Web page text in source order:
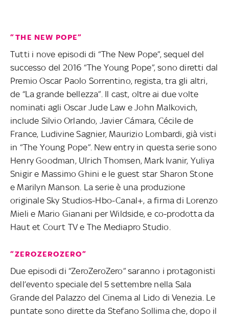
“THE NEW POPE”
Tutti i nove episodi di “The New Pope”, sequel del
successo del 2016 “The Young Pope”, sono diretti dal
Premio Oscar Paolo Sorrentino, regista, tra gli altri,
de “La grande bellezza”. Il cast, oltre ai due volte
nominati agli Oscar Jude Law e John Malkovich,
include Silvio Orlando, Javier Cámara, Cécile de
France, Ludivine Sagnier, Maurizio Lombardi, già visti
in “The Young Pope”. New entry in questa serie sono
Henry Goodman, Ulrich Thomsen, Mark Ivanir, Yuliya
Snigir e Massimo Ghini e le guest star Sharon Stone
e Marilyn Manson. La serie è una produzione
originale Sky Studios-Hbo-Canal+, a firma di Lorenzo
Mieli e Mario Gianani per Wildside, e co-prodotta da
Haut et Court TV e The Mediapro Studio.
“ZEROZEROZERO”
Due episodi di “ZeroZeroZero” saranno i protagonisti
dell’evento speciale del 5 settembre nella Sala
Grande del Palazzo del Cinema al Lido di Venezia. Le
puntate sono dirette da Stefano Sollima che, dopo il